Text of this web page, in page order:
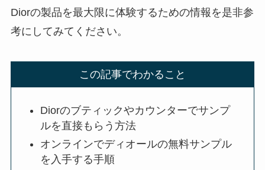
Diorの製品を最大限に体験するための情報を是非参
考にしてみてください。
この記事でわかること
Diorのブティックやカウンターでサンプ
ルを直接もらう方法
オンラインでディオールの無料サンプル
を入手する手順